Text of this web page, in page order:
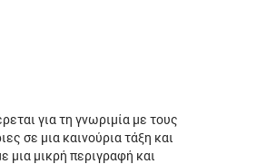
για τη γνωριμία με τους
σε μια καινούρια τάξη και
μια μικρή περιγραφή και